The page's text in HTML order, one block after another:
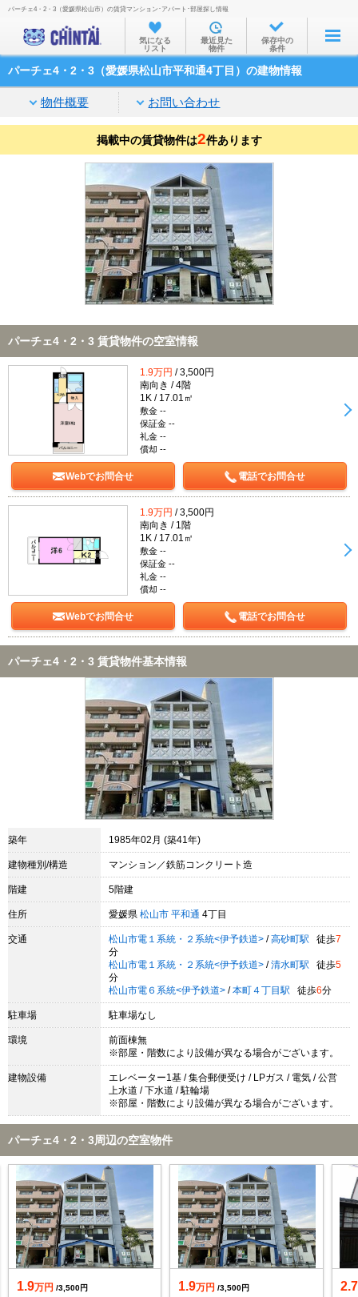
お部屋を探す
沿線・駅から
家賃相場から
通勤通学時間から
物件特集から
不動産会社から
TOP
パーチェ4・2・3（愛媛県松山市）の賃貸マンション･アパート･部屋探し情報
気になる
リスト
最近見た
物件
保存中の
条件
パーチェ4・2・3（愛媛県松山市平和通4丁目）の建物情報
物件概要 お問い合わせ
掲載中の賃貸物件は2件あります
パーチェ4・2・3 賃貸物件の空室情報
1.9万円 / 3,500円
南向き / 4階
1K / 17.01㎡
敷金 --
保証金 --
礼金 --
償却 --
Webでお問合せ 電話でお問合せ
1.9万円 / 3,500円
南向き / 1階
1K / 17.01㎡
敷金 --
保証金 --
礼金 --
償却 --
Webでお問合せ 電話でお問合せ
パーチェ4・2・3 賃貸物件基本情報
築年 1985年02月 (築41年)
建物種別/構造 マンション／鉄筋コンクリート造
階建 5階建
住所 愛媛県 松山市 平和通 4丁目
交通 松山市電１系統・２系統<伊予鉄道> / 高砂町駅 徒歩7
分
松山市電１系統・２系統<伊予鉄道> / 清水町駅 徒歩5
分
松山市電６系統<伊予鉄道> / 本町４丁目駅 徒歩6分
駐車場 駐車場なし
環境
前面棟無
※部屋・階数により設備が異なる場合がございます。
建物設備
エレベーター1基 / 集合郵便受け / LPガス / 電気 / 公営
上水道 / 下水道 / 駐輪場
※部屋・階数により設備が異なる場合がございます。
パーチェ4・2・3周辺の空室物件
1.9万円 /3,500円
1.9万円 /3,500円
2.7